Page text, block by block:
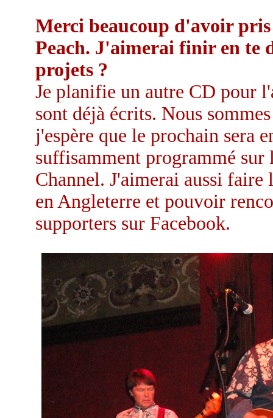
Merci beaucoup d'avoir
Peach. J'aimerai finir en te
projets ?
Je planifie un autre CD pour
sont déjà écrits. Nous
j'espère que le prochain sera
suffisamment programmé
Channel. J'aimerai aussi faire
en Angleterre et pouvoir
supporters sur Facebook.